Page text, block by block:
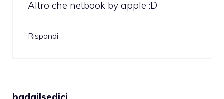
Altro che netbook by apple :D
Rispondi